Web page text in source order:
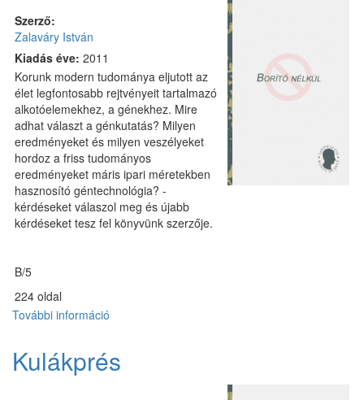
Szerző:
Zalaváry István
Kiadás éve: 2011
Korunk modern tudománya eljutott az
élet legfontosabb rejtvényeit tartalmazó
alkotóelemekhez, a génekhez. Mire
adhat választ a génkutatás? Milyen
eredményeket és milyen veszélyeket
hordoz a friss tudományos
eredményeket máris ipari méretekben
hasznosító géntechnológia? -
kérdéseket válaszol meg és újabb
kérdéseket tesz fel könyvünk szerzője.
B/5
224 oldal
További információ
kapcsolatosan
Kulákprés